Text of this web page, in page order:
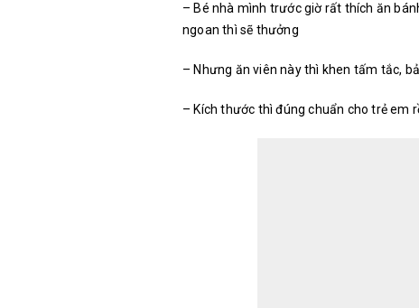
– Bé nhà mình trước giờ rất thích ăn
ngoan thì sẽ thưởng
– Nhưng ăn viên này thì khen tấm tắc,
– Kích thước thì đúng chuẩn cho trẻ em